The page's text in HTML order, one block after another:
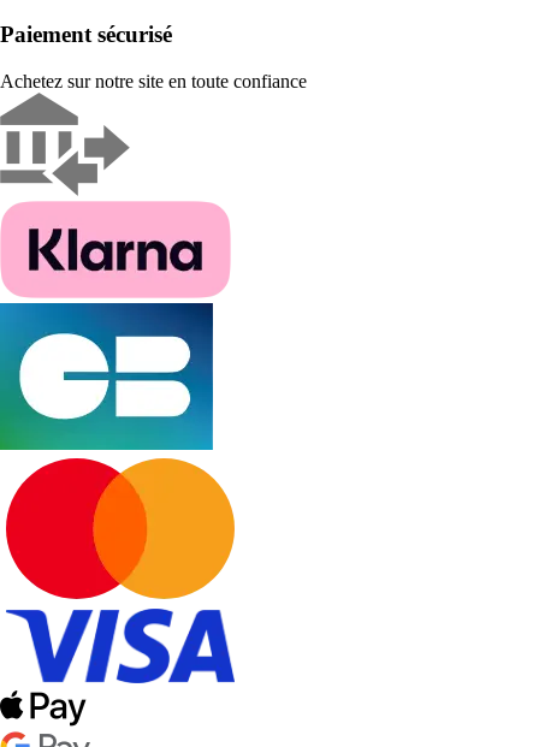
Paiement sécurisé
Achetez sur notre site en toute confiance